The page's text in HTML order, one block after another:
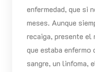
enfermedad, que si
meses. Aunque
recaiga, presente el
que estaba enfermo
sangre, un linfoma,